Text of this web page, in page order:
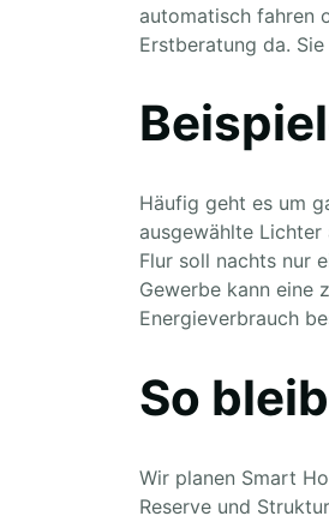
automatisch fahren
Erstberatung da.
Häufig geht es um
ausgewählte
Flur soll nachts nur
Gewerbe kann eine
Energieverbrauch
So
Wir planen Smart
Reserve und